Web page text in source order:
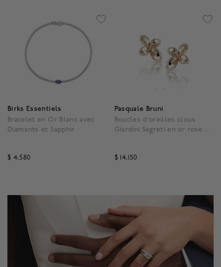
Birks Essentiels
Bracelet en Or Blanc avec
Diamants et Sapphir
$ 4,580
Pasquale Bruni
Boucles d'oreilles clous
Giardini Segreti en or rose
$ 14,150